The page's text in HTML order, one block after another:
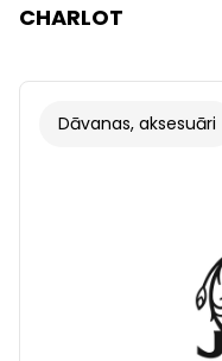
CHARLOT
Dāvanas, aksesuāri